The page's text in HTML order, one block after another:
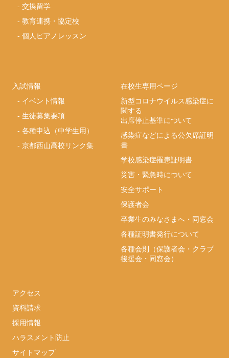
-交換留学
-教育連携・協定校
-個人ピアノレッスン
入試情報
- イベント情報
-生徒募集要項
-各種申込（中学生用）
-京都西山高校リンク集
在校生専用ページ
新型コロナウイルス感染症に
関する
出席停止基準について
感染症などによる公欠席証明
書
学校感染症罹患証明書
災害・緊急時について
安全サポート
保護者会
卒業生のみなさまへ・同窓会
各種証明書発行について
各種会則（保護者会・クラブ
後援会・同窓会）
アクセス
資料請求
採用情報
ハラスメント防止
サイトマップ